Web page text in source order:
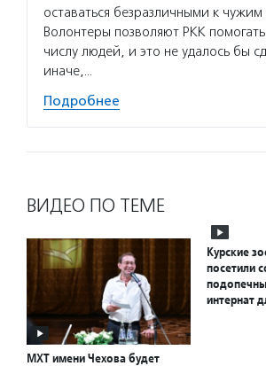
оставаться безразличными к чужим
Волонтеры позволяют РКК
числу людей, и это не удалось бы
иначе,…
Подробнее
ВИДЕО ПО ТЕМЕ
МХТ имени Чехова будет
Курские
посетили
интернат